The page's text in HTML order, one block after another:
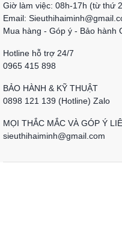
Giờ làm việc: 08h-17h (từ thứ
Email:
Mua hàng - Góp ý - Bảo hành
Hotline hỗ trợ 24/7
0965 415 898
BẢO HÀNH & KỸ THUẬT
0898 121 139 (Hotline) Zalo
MỌI THẮC MẮC VÀ GÓP Ý
sieuthihaiminh@gmail.com